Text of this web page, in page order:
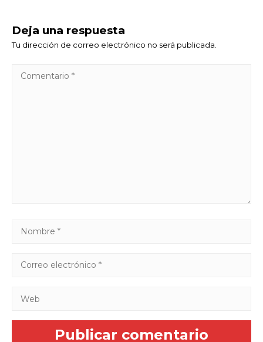
Deja una respuesta
Tu dirección de correo electrónico no será publicada.